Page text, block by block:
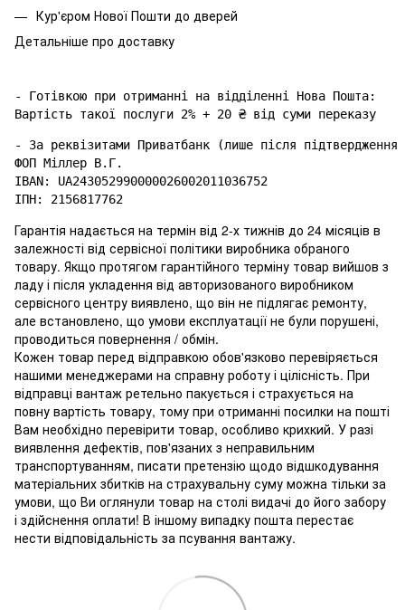
Кур'єром Нової Пошти до дверей
Детальніше про доставку
- Готівкою при отриманні на відділенні Нова Пошта:
- За реквізитами Приватбанк (лише після підтвердження
ФОП Міллер В.Г.
IBAN: UA243052990000026002011036752
Гарантія надається на термін від 2-х тижнів до 24 місяців в
залежності від сервісної політики виробника обраного
товару. Якщо протягом гарантійного терміну товар вийшов з
ладу і після укладення від авторизованого виробником
сервісного центру виявлено, що він не підлягає ремонту,
але встановлено, що умови експлуатації не були порушені,
проводиться повернення / обмін.
Кожен товар перед відправкою обов'язково перевіряється
нашими менеджерами на справну роботу і цілісність. При
відправці вантаж ретельно пакується і страхується на
повну вартість товару, тому при отриманні посилки на пошті
Вам необхідно перевірити товар, особливо крихкий. У разі
виявлення дефектів, пов'язаних з неправильним
транспортуванням, писати претензію щодо відшкодування
матеріальних збитків на страхувальну суму можна тільки за
умови, що Ви оглянули товар на столі видачі до його забору
і здійснення оплати! В іншому випадку пошта перестає
нести відповідальність за псування вантажу.